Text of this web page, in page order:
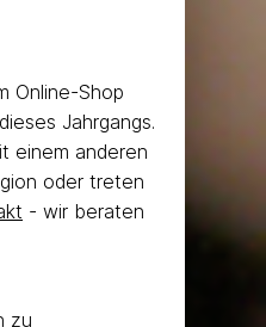
Online-Shop
Jahrgangs.
einem anderen
oder treten
- wir beraten
zu